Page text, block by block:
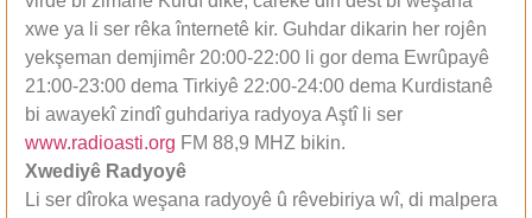
xwe ya li ser rêka înternetê kir. Guhdar dikarin her rojên
yekşeman demjimêr 20:00-22:00 li gor dema Ewrûpayê
21:00-23:00 dema Tirkiyê 22:00-24:00 dema Kurdistanê
bi awayekî zindî guhdariya radyoya Aştî li ser
www.radioasti.org FM 88,9 MHZ bikin.
Xwediyê Radyoyê
Li ser dîroka weşana radyoyê û rêvebiriya wî, di malpera